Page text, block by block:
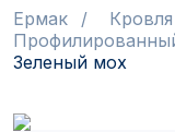
Ермак
Зеленый мох